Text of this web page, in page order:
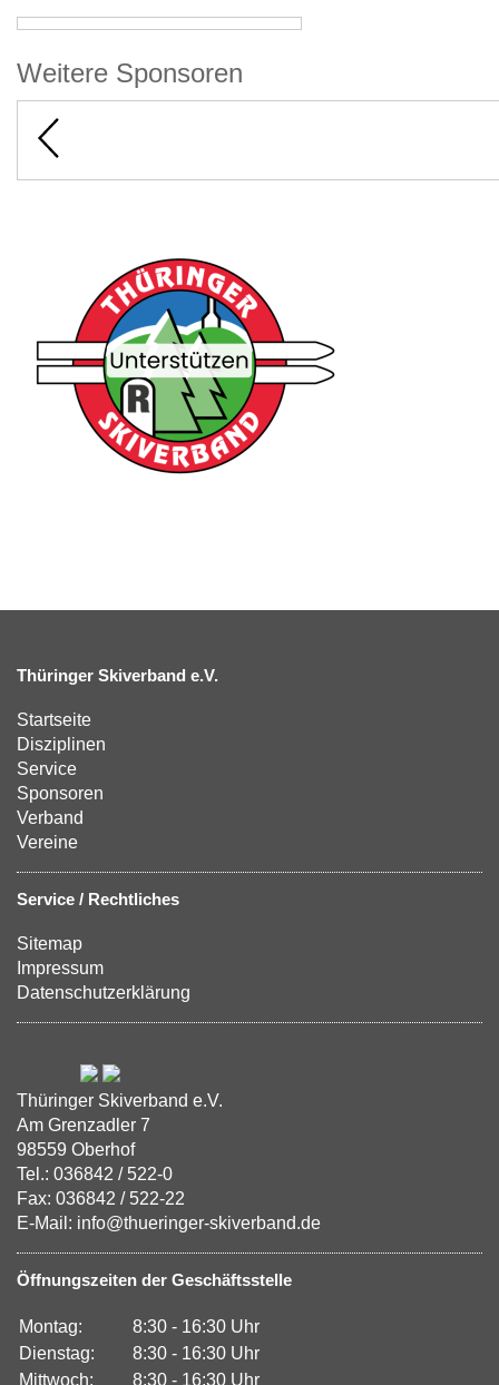
Weitere Sponsoren
Thüringer Skiverband e.V.
Startseite
Disziplinen
Service
Sponsoren
Verband
Vereine
Service / Rechtliches
Sitemap
Impressum
Datenschutzerklärung
Thüringer Skiverband e.V.
Am Grenzadler 7
98559 Oberhof
Tel.: 036842 / 522-0
Fax: 036842 / 522-22
E-Mail: info@thueringer-skiverband.de
Öffnungszeiten der Geschäftsstelle
Montag:
8:30 - 16:30 Uhr
Dienstag:
8:30 - 16:30 Uhr
Mittwoch:
8:30 - 16:30 Uhr